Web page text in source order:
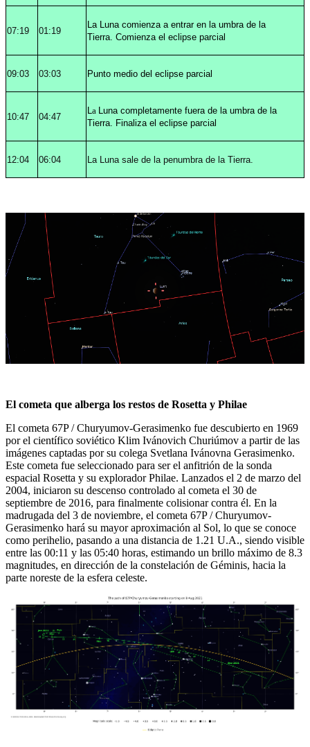
07:19 01:19
La Luna comienza a entrar en la umbra de la
Tierra. Comienza el eclipse parcial
09:03 03:03 Punto medio del eclipse parcial
10:47 04:47
La Luna completamente fuera de la umbra de la
Tierra. Finaliza el eclipse parcial
12:04 06:04 La Luna sale de la penumbra de la Tierra.
El cometa que alberga los restos de Rosetta y Philae
El cometa 67P / Churyumov-Gerasimenko fue descubierto en 1969
por el científico soviético Klim Ivánovich Churiúmov a partir de las
imágenes captadas por su colega Svetlana Ivánovna Gerasimenko.
Este cometa fue seleccionado para ser el anfitrión de la sonda
espacial Rosetta y su explorador Philae. Lanzados el 2 de marzo del
2004, iniciaron su descenso controlado al cometa el 30 de
septiembre de 2016, para finalmente colisionar contra él. En la
madrugada del 3 de noviembre, el cometa 67P / Churyumov-
Gerasimenko hará su mayor aproximación al Sol, lo que se conoce
como perihelio, pasando a una distancia de 1.21 U.A., siendo visible
entre las 00:11 y las 05:40 horas, estimando un brillo máximo de 8.3
magnitudes, en dirección de la constelación de Géminis, hacia la
parte noreste de la esfera celeste.